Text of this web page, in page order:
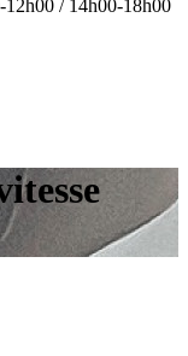
/ 14h00-18h00